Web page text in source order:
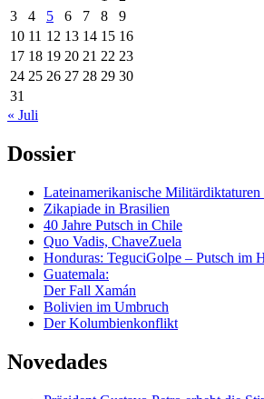
3
4 5 6 7 8
9
10 11 12 13 14 15 16
17 18 19 20 21 22 23
24 25 26 27 28 29 30
31
« Juli
Dossier
Lateinamerikanische
Zikapiade in Brasilien
40 Jahre Putsch in Chile
Quo Vadis, ChaveZuela
Honduras: TeguciGolpe – Putsch im
Guatemala:
Der Fall Xamán
Bolivien im Umbruch
Der Kolumbienkonflikt
Novedades